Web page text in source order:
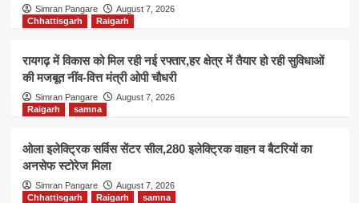
Simran Pangare
August 7, 2026
Chhattisgarh
Raigarh
रायगढ़ में विकास को मिल रही नई रफ्तार,हर क्षेत्र में तैयार हो रही सुविधाओं
की मजबूत नींव-वित्त मंत्री ओपी चौधरी
Simran Pangare
August 7, 2026
Raigarh
samna
ओला इलेक्ट्रिक सर्विस सेंटर सील,280 इलेक्ट्रिक वाहन व बैटरियों का
अनसेफ स्टोरेज मिला
Simran Pangare
August 7, 2026
Chhattisgarh
Raigarh samna